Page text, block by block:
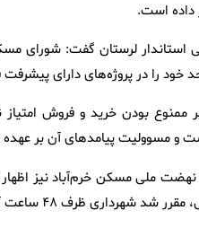
داده است.
استاندار لرستان گفت: شورای
خود را در پروژه‌های دارای
ممنوع بودن خرید و فروش
و مسوولیت پیامدهای آن بر عهده
آینده پروانه ساختمانی آن را صادر کند.